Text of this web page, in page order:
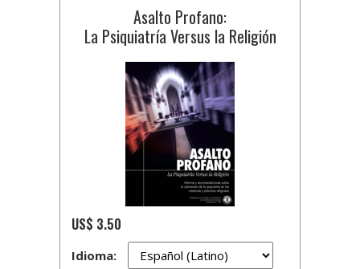
Asalto Profano:
La Psiquiatría Versus la Religión
US$ 3.50
Idioma: